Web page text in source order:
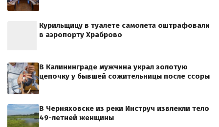
Курильщицу в туалете самолета оштрафовали
в аэропорту Храброво
В Калининграде мужчина украл золотую
цепочку у бывшей сожительницы после ссоры
В Черняховске из реки Инструч извлекли тело
49-летней женщины